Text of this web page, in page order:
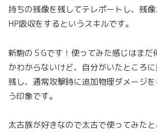
持ちの残像を残してテレポートし、残
HP吸収をするというスキルです。
新駒の５Gです！使ってみた感じはまだ
かわからないけど、自分がいたところ
残し、通常攻撃時に追加物理ダメージ
う印象です。
太古族が好きなので太古で使ってみた